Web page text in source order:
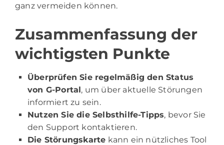
ganz vermeiden können.
Zusammenfassung der
wichtigsten Punkte
Überprüfen Sie regelmäßig den Status
von G-Portal, um über aktuelle Störungen
informiert zu sein.
Nutzen Sie die Selbsthilfe-Tipps, bevor Sie
den Support kontaktieren.
Die Störungskarte kann ein nützliches Tool